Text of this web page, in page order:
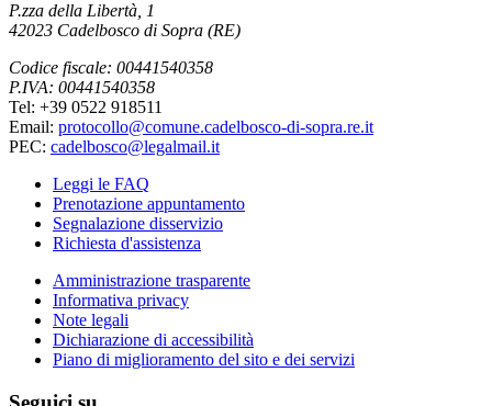
P.zza della Libertà, 1
42023 Cadelbosco di Sopra (RE)
Codice fiscale: 00441540358
P.IVA: 00441540358
Tel: +39 0522 918511
Email: protocollo@comune.cadelbosco-di-sopra.re.it
PEC: cadelbosco@legalmail.it
Leggi le FAQ
Prenotazione appuntamento
Segnalazione disservizio
Richiesta d'assistenza
Amministrazione trasparente
Informativa privacy
Note legali
Dichiarazione di accessibilità
Piano di miglioramento del sito e dei servizi